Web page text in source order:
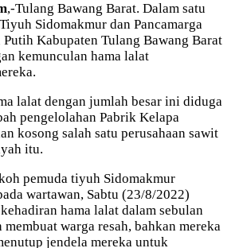
,-Tulang Bawang Barat. Dalam satu
Sidomakmur dan Pancamarga
Putih Kabupaten Tulang Bawang Barat
kemunculan hama lalat
lalat dengan jumlah besar ini diduga
pengelolahan Pabrik Kelapa
kosong salah satu perusahaan sawit
itu.
pemuda tiyuh Sidomakmur
wartawan, Sabtu (23/8/2022)
hama lalat dalam sebulan
warga resah, bahkan mereka
jendela mereka untuk